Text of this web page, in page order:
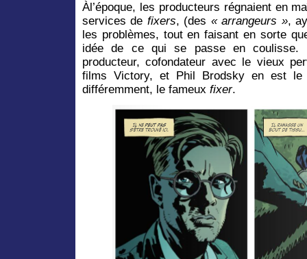
Àl’époque, les producteurs régnaient en
services de fixers, (des « arrangeurs »,
les problèmes, tout en faisant en sorte
idée de ce qui se passe en coulisse.
producteur, cofondateur avec le vieux
films Victory, et Phil Brodsky en est
différemment, le fameux fixer.